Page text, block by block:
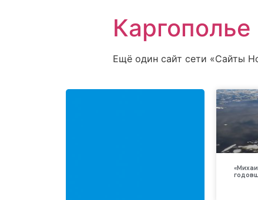
Ещё один сайт сети «Сайты